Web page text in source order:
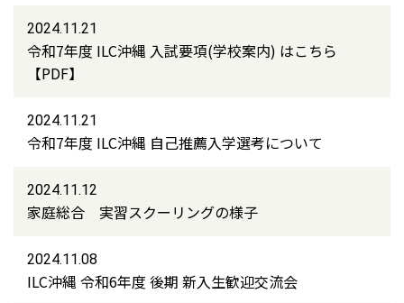
2024.11.21
令和7年度 ILC沖縄 入試要項(学校案内) はこちら
【PDF】
2024.11.21
令和7年度 ILC沖縄 自己推薦入学選考について
2024.11.12
家庭総合 実習スクーリングの様子
2024.11.08
ILC沖縄 令和6年度 後期 新入生歓迎交流会